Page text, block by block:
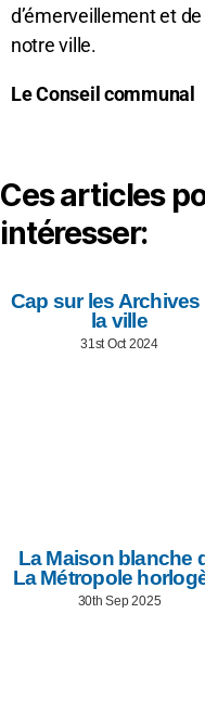
d’émerveillement et
notre ville.
Le Conseil communal
Ces articles
intéresser:
Cap sur les Archives
la ville
31st Oct 2024
La Maison blanche
La Métropole
30th Sep 2025